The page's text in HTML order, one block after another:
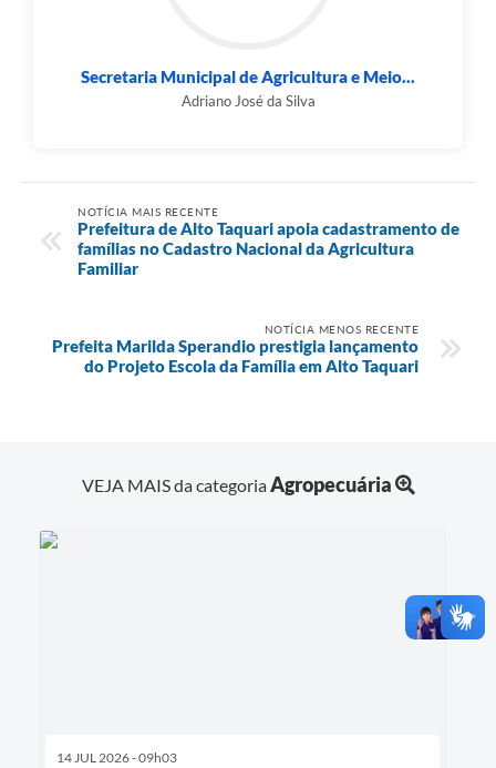
Secretaria Municipal de Agricultura e Meio...
Adriano José da Silva
NOTÍCIA MAIS RECENTE
Prefeitura de Alto Taquari apoia cadastramento de
famílias no Cadastro Nacional da Agricultura
Familiar
NOTÍCIA MENOS RECENTE
Prefeita Marilda Sperandio prestigia lançamento
do Projeto Escola da Família em Alto Taquari
VEJA MAIS da categoriaAgropecuária
14 JUL 2026 - 09h03